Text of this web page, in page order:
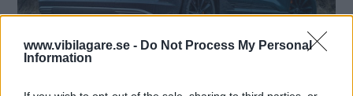
www.vibilagare.se - Do Not Process My Personal
Information